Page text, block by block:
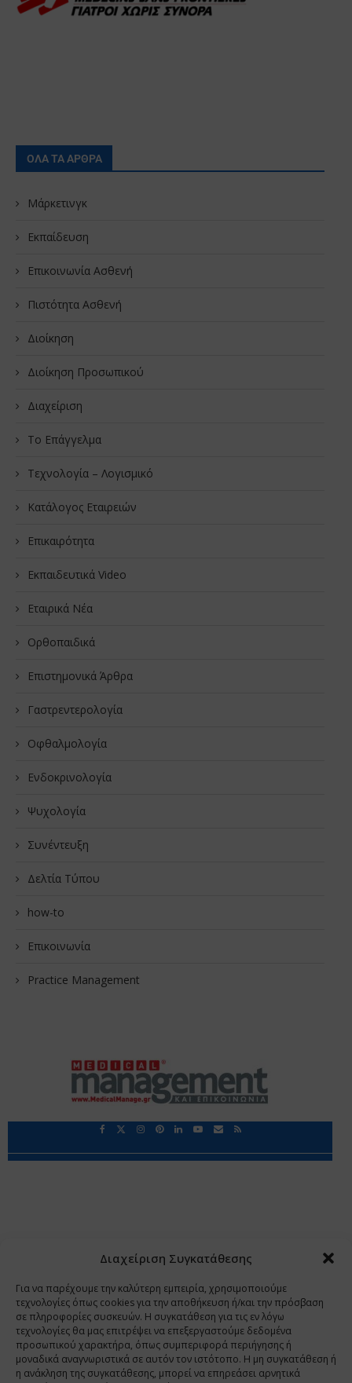
Διαχείριση Συγκατάθεσης
Για να παρέχουμε την καλύτερη εμπειρία, χρησιμοποιούμε
τεχνολογίες όπως cookies για την αποθήκευση ή/και την πρόσβαση
σε πληροφορίες συσκευών. Η συγκατάθεση για τις εν λόγω
τεχνολογίες θα μας επιτρέψει να επεξεργαστούμε δεδομένα
προσωπικού χαρακτήρα, όπως συμπεριφορά περιήγησης ή
μοναδικά αναγνωριστικά σε αυτόν τον ιστότοπο. Η μη συγκατάθεση ή
η ανάκληση της συγκατάθεσης, μπορεί να επηρεάσει αρνητικά
ΟΛΑ ΤΑ ΑΡΘΡΑ
Μάρκετινγκ
Εκπαίδευση
Επικοινωνία Ασθενή
Πιστότητα Ασθενή
Διοίκηση
Διοίκηση Προσωπικού
Διαχείριση
Το Επάγγελμα
Τεχνολογία – Λογισμικό
Κατάλογος Εταιρειών
Επικαιρότητα
Εκπαιδευτικά Video
Εταιρικά Νέα
Oρθοπαιδικά
Επιστημονικά Άρθρα
Γαστρεντερολογία
Οφθαλμολογία
Ενδοκρινολογία
Ψυχολογία
Συνέντευξη
Δελτία Τύπου
how-to
Επικοινωνία
Practice Management
Copyright 2009 - 2026 © Χαραμή Α.Ε.
www.PharmaManage.gr • www.HealthExpo.gr • www.YO.gr
•
www.GreekShares.com • www.eLearning-
PharmaManage.gr • www.Charami-SA.gr